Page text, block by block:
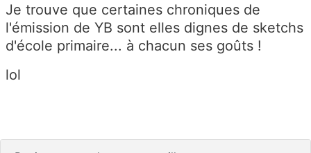
Je trouve que certaines chroniques de
l'émission de YB sont elles dignes de sketchs
d'école primaire... à chacun ses goûts !
lol